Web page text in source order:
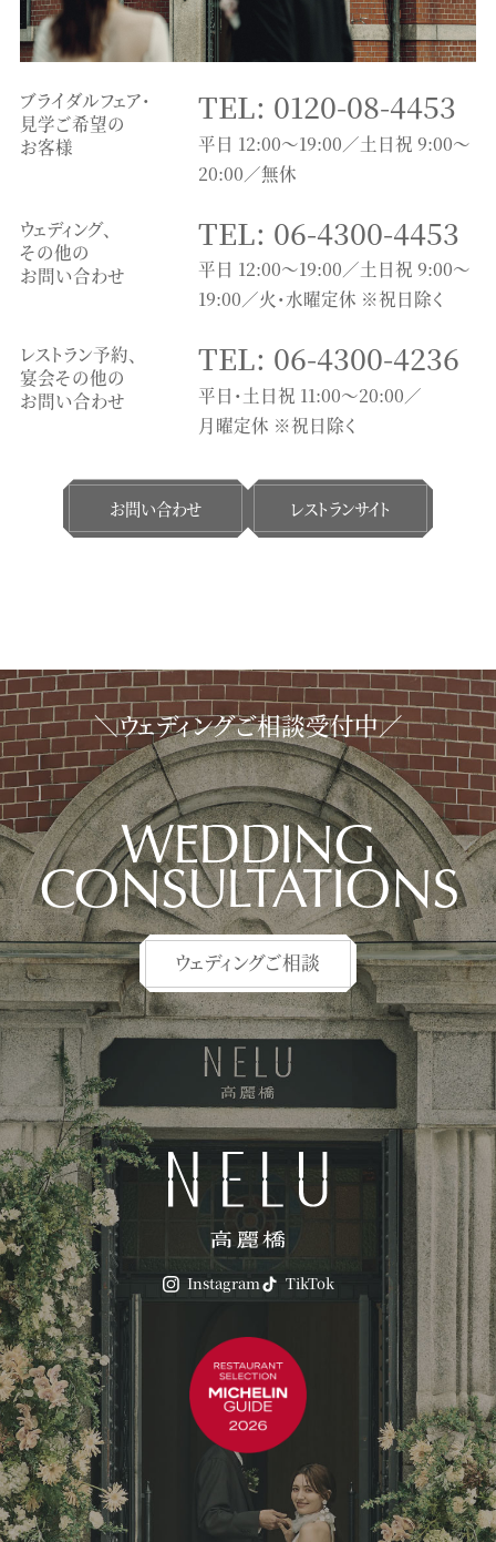
ブライダルフェア・
見学ご希望の
お客様
TEL: 0120-08-4453
平日 12:00～19:00／土日祝 9:00～
20:00／無休
ウェディング、
その他の
お問い合わせ
TEL: 06-4300-4453
平日 12:00～19:00／土日祝 9:00～
19:00／火・水曜定休 ※祝日除く
レストラン予約、
宴会その他の
お問い合わせ
TEL: 06-4300-4236
平日・土日祝 11:00〜20:00／
月曜定休 ※祝日除く
お問い合わせ レストランサイト
＼ウェディングご相談受付中／
WEDDING
CONSULTATIONS
ウェディングご相談
Instagram TikTok